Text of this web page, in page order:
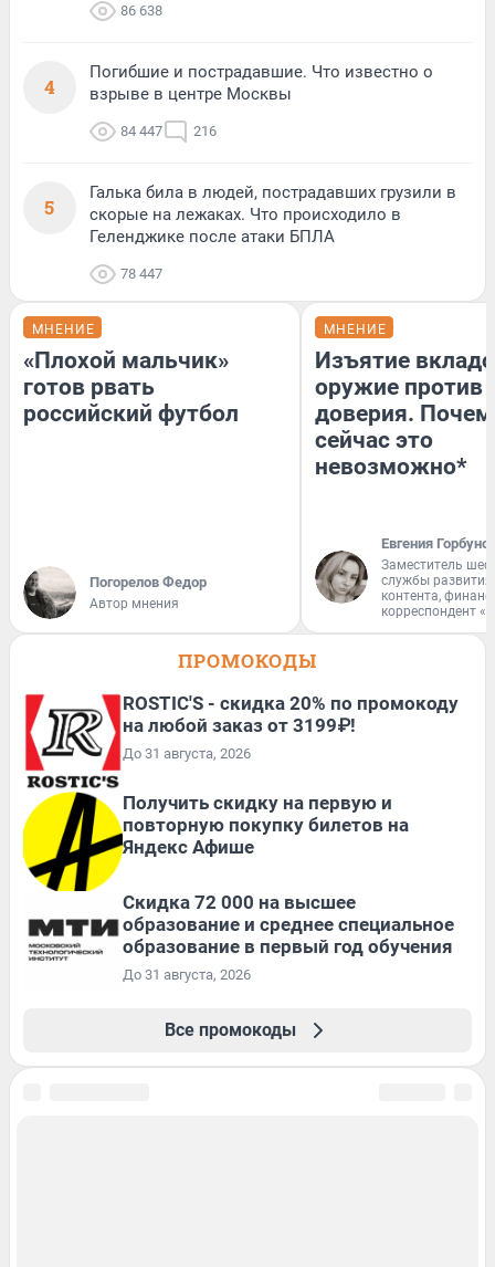
86 638
4
Погибшие и пострадавшие. Что известно о
взрыве в центре Москвы
84 447 216
5
Галька била в людей, пострадавших грузили в
скорые на лежаках. Что происходило в
Геленджике после атаки БПЛА
78 447
МНЕНИЕ
«Плохой мальчик»
готов рвать
российский футбол
Погорелов Федор
Автор мнения
МНЕНИЕ
Изъятие
оружие против
доверия.
сейчас это
невозможно*
Евгения
Заместитель
службы
контента,
корреспондент
ПРОМОКОДЫ
ROSTIC'S - скидка 20% по промокоду
на любой заказ от 3199₽!
До 31 августа, 2026
Получить скидку на первую и
повторную покупку билетов на
Яндекс Афише
Скидка 72 000 на высшее
образование и среднее специальное
образование в первый год обучения
До 31 августа, 2026
Все промокоды